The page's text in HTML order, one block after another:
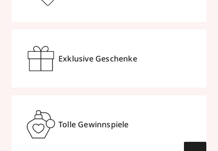
Exklusive Geschenke
Tolle Gewinnspiele